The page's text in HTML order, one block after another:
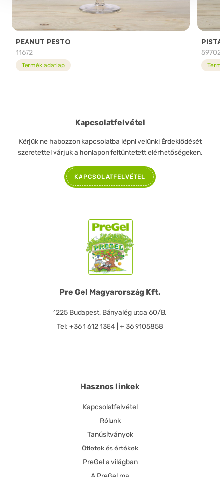
PEANUT PESTO
11672
Termék adatlap
Pre Gel Magyarország Kft.
1225 Budapest, Bányalég utca 60/B.
Tel: +36 1 612 1384 | + 36 9105858
Hasznos linkek
Kapcsolatfelvétel
Rólunk
Tanúsítványok
Ötletek és értékek
PreGel a világban
Kapcsolatfelvétel
Kérjük ne habozzon kapcsolatba lépni velünk! Érdeklődését
szeretettel várjuk a honlapon feltüntetett elérhetőségeken.
KAPCSOLATFELVÉTEL